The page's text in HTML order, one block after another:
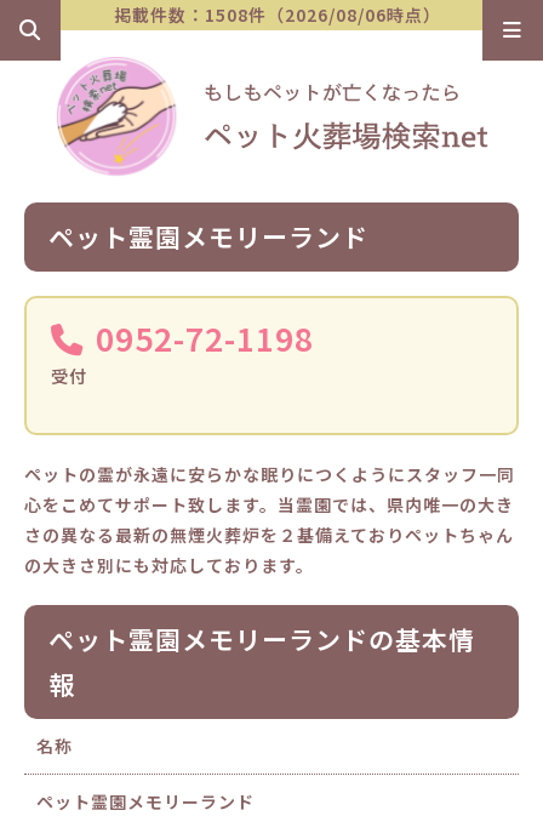
掲載件数：1508件（2026/08/06時点）
ペット霊園メモリーランド
0952-72-1198
受付
ペットの霊が永遠に安らかな眠りにつくようにスタッフ一同
心をこめてサポート致します。当霊園では、県内唯一の大き
さの異なる最新の無煙火葬炉を２基備えておりペットちゃん
の大きさ別にも対応しております。
ペット霊園メモリーランドの基本情
報
名称
ペット霊園メモリーランド